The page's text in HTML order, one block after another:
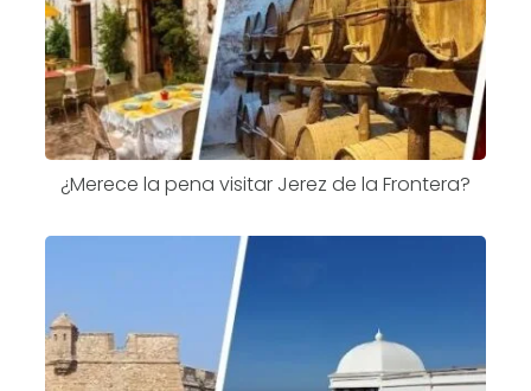
¿Merece la pena visitar Jerez de la Frontera?